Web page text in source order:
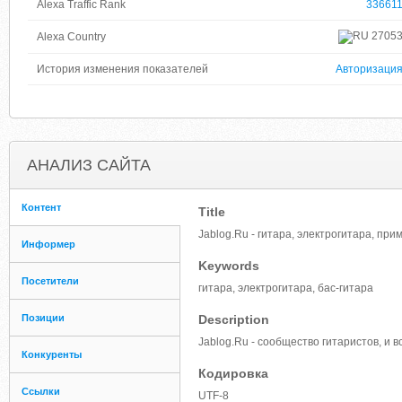
Alexa Traffic Rank 336611
Alexa Country 27053
История изменения показателей Авторизация
АНАЛИЗ САЙТА
Контент
Информер
Посетители
Позиции
Конкуренты
Ссылки
Title
Jablog.Ru - гитара, электрогитара,
Keywords
гитара, электрогитара, бас-гитара
Description
Jablog.Ru - сообщество гитаристов, и
Кодировка
UTF-8